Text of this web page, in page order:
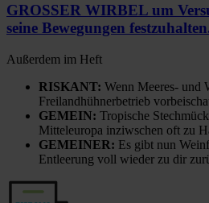
GROSSER WIRBEL um
seine Bewegungen
Außerdem im Heft
RISKANT: Wenn Meeres- und
Freilandhühnerbetrieb
GEMEIN: Tropische
Mitteleuropa inziwschen oft zu
GEMEINER: Es gibt nun
Entleerung voll wieder zu dir